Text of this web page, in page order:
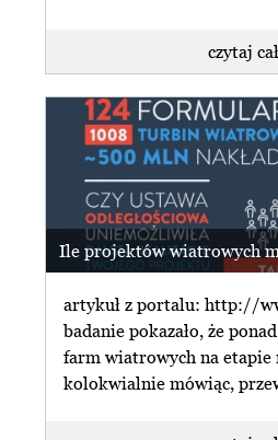
czytaj
Ile projektów wiatrowych
artykuł z portalu: http://
badanie pokazało, że
farm wiatrowych na etapie
kolokwialnie mówiąc,